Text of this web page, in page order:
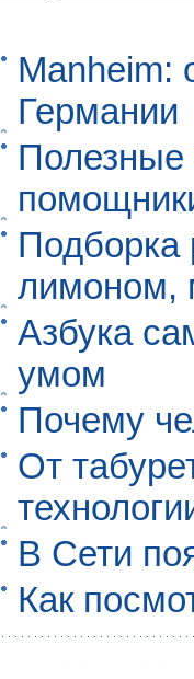
Manheim:
Германии
Полезные
Подборка
лимоном,
Азбука
умом
Почему
От
В Сети
Как